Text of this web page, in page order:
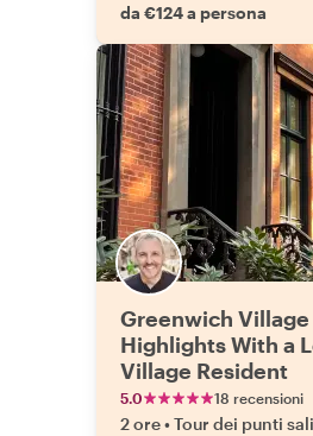
da €124 a persona
Greenwich Village
Highlights With a
Village Resident
5.0 18 recensioni
2 ore•Tour dei punti